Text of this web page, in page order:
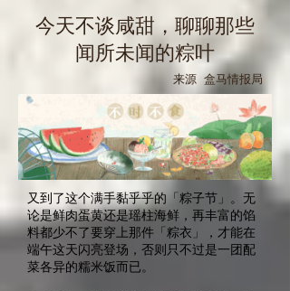
今天不谈咸甜，聊聊那些
闻所未闻的粽叶
来源 盒马情报局
又到了这个满手黏乎乎的「粽子节」。无
论是鲜肉蛋黄还是瑶柱海鲜，再丰富的馅
料都少不了要穿上那件「粽衣」，才能在
端午这天闪亮登场，否则只不过是一团配
菜各异的糯米饭而已。